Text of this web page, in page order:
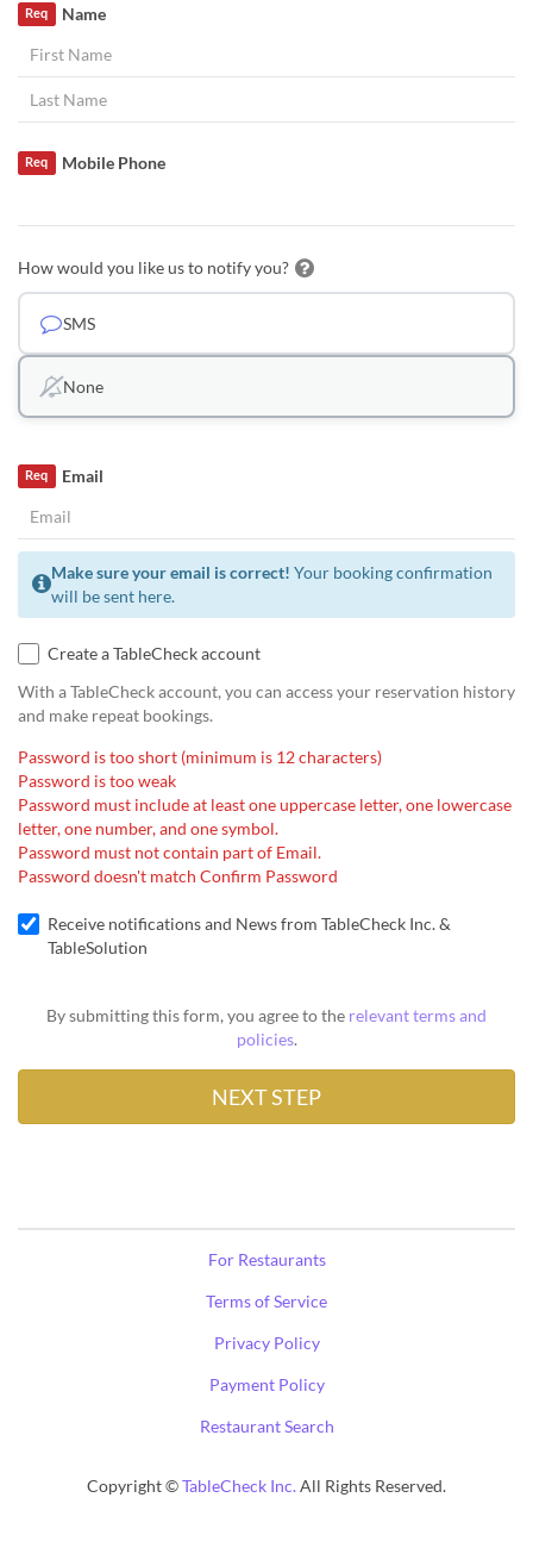
Name
Req
Mobile Phone
Req
How would you like us to notify you?
SMS
None
Email
Req
Make sure your email is correct! Your booking confirmation
will be sent here.
Create a TableCheck account
With a TableCheck account, you can access your reservation history
and make repeat bookings.
Password is too short (minimum is 12 characters)
Password is too weak
Password must include at least one uppercase letter, one lowercase
letter, one number, and one symbol.
Password must not contain part of Email.
Password doesn't match Confirm Password
Receive notifications and News from TableCheck Inc. &
TableSolution
By submitting this form, you agree to the relevant terms and
policies.
For Restaurants
Terms of Service
Privacy Policy
Payment Policy
Restaurant Search
Copyright ©TableCheck Inc.All Rights Reserved.